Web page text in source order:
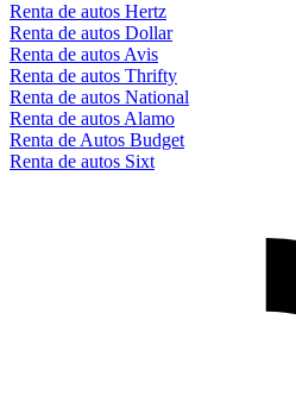
Renta de autos Hertz
Renta de autos Dollar
Renta de autos Avis
Renta de autos Thrifty
Renta de autos National
Renta de autos Alamo
Renta de Autos Budget
Renta de autos Sixt